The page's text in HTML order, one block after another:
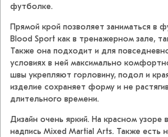
футболке.
Прямой крой позволяет заниматься в
Blood Sport как в тренажерном зале,
Также она подходит и для
условиях в ней максимально
швы укрепляют горловину, подол и
изделие сохраняет форму и не
длительного времени.
Дизайн очень яркий. На красном узоре
надпись Mixed Martial Arts. Также есть